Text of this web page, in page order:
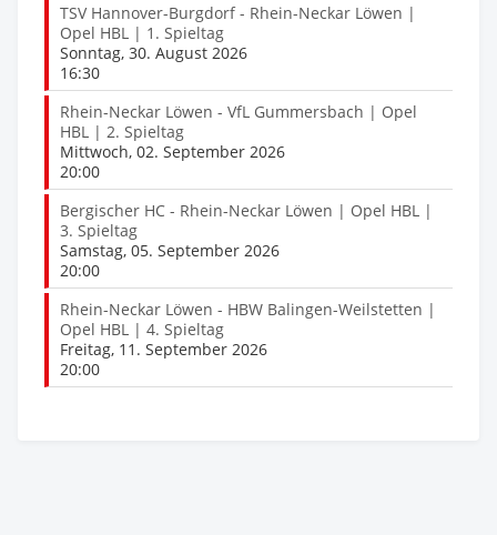
TSV Hannover-Burgdorf - Rhein-Neckar Löwen |
Opel HBL | 1. Spieltag
Sonntag, 30. August 2026
16:30
Rhein-Neckar Löwen - VfL Gummersbach | Opel
HBL | 2. Spieltag
Mittwoch, 02. September 2026
20:00
Bergischer HC - Rhein-Neckar Löwen | Opel HBL |
3. Spieltag
Samstag, 05. September 2026
20:00
Rhein-Neckar Löwen - HBW Balingen-Weilstetten |
Opel HBL | 4. Spieltag
Freitag, 11. September 2026
20:00